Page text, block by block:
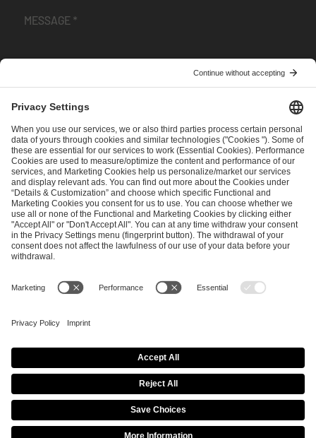
andPrivacy Policy
SEND MESSAGE
CAREER MEDIA RIGHTS
Imprint
Privacy Policy Cookie Policy
Terms of Use
Copyright Policy
Procurement Policy
Whistleblowing
Modern Slavery Statement
Security & Disclosure